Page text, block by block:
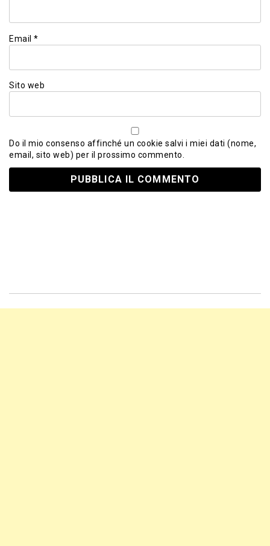
Email *
Sito web
Do il mio consenso affinché un cookie salvi i miei dati (nome,
email, sito web) per il prossimo commento.